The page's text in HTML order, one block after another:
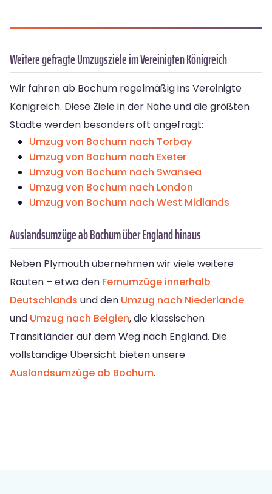
Weitere gefragte Umzugsziele im Vereinigten Königreich
Wir fahren ab Bochum regelmäßig ins Vereinigte
Königreich. Diese Ziele in der Nähe und die größten
Städte werden besonders oft angefragt:
Umzug von Bochum nach Torbay
Umzug von Bochum nach Exeter
Umzug von Bochum nach Swansea
Umzug von Bochum nach London
Umzug von Bochum nach West Midlands
Auslandsumzüge ab Bochum über England hinaus
Neben Plymouth übernehmen wir viele weitere
Routen – etwa den Fernumzüge innerhalb
Deutschlands und den Umzug nach Niederlande
und Umzug nach Belgien, die klassischen
Transitländer auf dem Weg nach England. Die
vollständige Übersicht bieten unsere
Auslandsumzüge ab Bochum.